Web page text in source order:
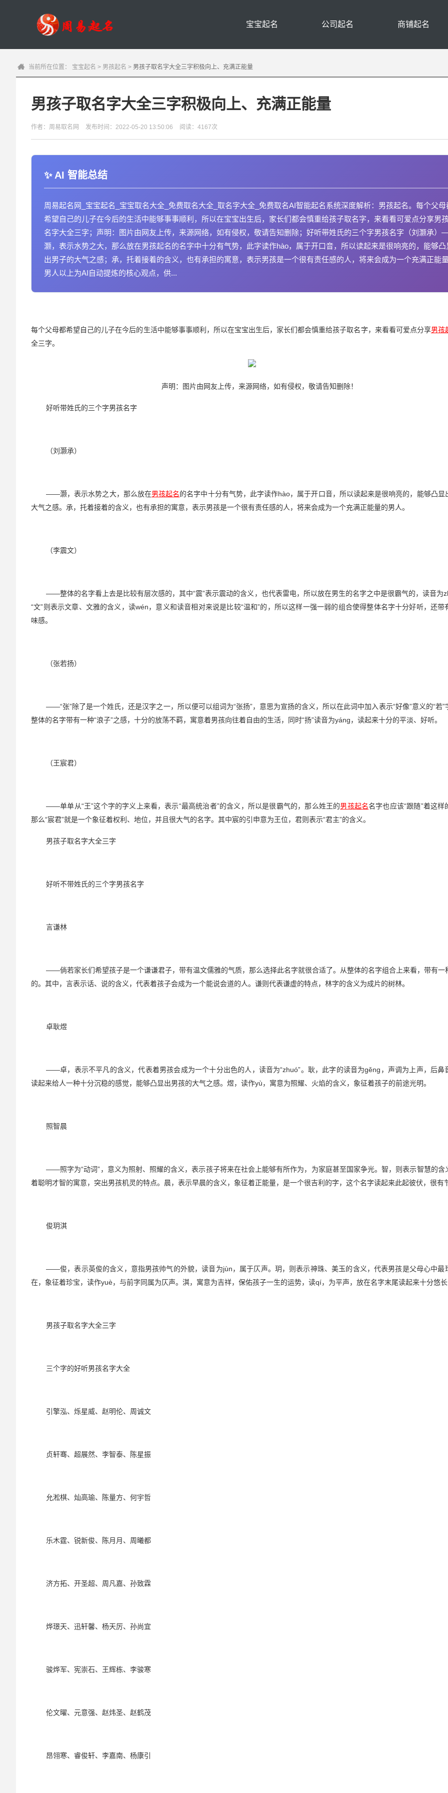
宝宝起名 公司起名 商铺起名
当前所在位置： 宝宝起名 > 男孩起名 > 男孩子取名字大全三字积极向上、充满正能量
男孩子取名字大全三字积极向上、充满正能量
作者：周易取名网 发布时间：2022-05-20 13:50:06 阅读：4167次
AI 智能总结
周易起名网_宝宝起名_宝宝取名大全_免费取名大全_取名字大全_免费取名AI智能起名系统深度解析：男孩起名。每个父母
希望自己的儿子在今后的生活中能够事事顺利，所以在宝宝出生后，家长们都会慎重给孩子取名字，来看看可爱点分享男
名字大全三字；声明：图片由网友上传，来源网络，如有侵权，敬请告知删除；好听带姓氏的三个字男孩名字（刘灏承
灏，表示水势之大，那么放在男孩起名的名字中十分有气势，此字读作hào，属于开口音，所以读起来是很响亮的，能够凸
出男子的大气之感；承，托着接着的含义，也有承担的寓意，表示男孩是一个很有责任感的人，将来会成为一个充满正能
男人以上为AI自动提炼的核心观点，供...
每个父母都希望自己的儿子在今后的生活中能够事事顺利，所以在宝宝出生后，家长们都会慎重给孩子取名字，来看看可爱点分享男孩
全三字。
声明：图片由网友上传，来源网络，如有侵权，敬请告知删除！
好听带姓氏的三个字男孩名字
（刘灏承）
——灏，表示水势之大，那么放在男孩起名的名字中十分有气势，此字读作hào，属于开口音，所以读起来是很响亮的，能够凸显
大气之感。承，托着接着的含义，也有承担的寓意，表示男孩是一个很有责任感的人，将来会成为一个充满正能量的男人。
（李震文）
——整体的名字看上去是比较有层次感的，其中“震”表示震动的含义，也代表雷电，所以放在男生的名字之中是很霸气的，读音为
“文”则表示文章、文雅的含义，读wén，意义和读音相对来说是比较“温和”的，所以这样一强一弱的组合使得整体名字十分好听，还带
味感。
（张若扬）
——“张”除了是一个姓氏，还是汉字之一，所以便可以组词为“张扬”，意思为宣扬的含义，所以在此词中加入表示“好像”意义的“若”
整体的名字带有一种“浪子”之感，十分的放荡不羁，寓意着男孩向往着自由的生活，同时“扬”读音为yáng，读起来十分的平淡、好听。
（王宸君）
——单单从“王”这个字的字义上来看，表示“最高统治者”的含义，所以是很霸气的，那么姓王的男孩起名名字也应该“跟随”着这样
那么“宸君”就是一个象征着权利、地位，并且很大气的名字。其中宸的引申意为王位，君则表示“君主”的含义。
男孩子取名字大全三字
好听不带姓氏的三个字男孩名字
言谦林
——倘若家长们希望孩子是一个谦谦君子，带有温文儒雅的气质，那么选择此名字就很合适了。从整体的名字组合上来看，带有一
的。其中，言表示话、说的含义，代表着孩子会成为一个能说会道的人。谦则代表谦虚的特点，林字的含义为成片的树林。
卓耿煜
——卓，表示不平凡的含义，代表着男孩会成为一个十分出色的人，读音为“zhuó”。耿，此字的读音为gěng，声调为上声，后鼻
读起来给人一种十分沉稳的感觉，能够凸显出男孩的大气之感。煜，读作yù，寓意为照耀、火焰的含义，象征着孩子的前途光明。
照智晨
——照字为“动词”，意义为照射、照耀的含义，表示孩子将来在社会上能够有所作为，为家庭甚至国家争光。智，则表示智慧的含
着聪明才智的寓意，突出男孩机灵的特点。晨，表示早晨的含义，象征着正能量，是一个很吉利的字，这个名字读起来此起彼伏，很有
俊玥淇
——俊，表示英俊的含义，意指男孩帅气的外貌，读音为jùn，属于仄声。玥，则表示神珠、美玉的含义，代表男孩是父母心中最
在，象征着珍宝，读作yuè，与前字同属为仄声。淇，寓意为吉祥，保佑孩子一生的运势，读qí，为平声，放在名字末尾读起来十分悠长
男孩子取名字大全三字
三个字的好听男孩名字大全
引擎泓、烁星威、赵明伦、周诚文
贞轩骞、超展然、李智泰、陈星振
允淞棋、灿高瑜、陈量方、何宇哲
乐木霆、锐新俊、陈月月、周曦都
济方拓、开圣超、周凡嘉、孙致霖
烨璟天、迅轩馨、杨天厉、孙尚宜
骏烨军、宪崇石、王辉栋、李骏寒
伦文曜、元意强、赵炜圣、赵鹤茂
昂翎寒、睿俊轩、李嘉南、杨康引